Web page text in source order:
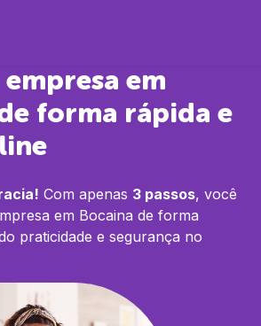
em
forma rápida e
Com apenas 3 passos, você
em Bocaina de forma
praticidade e segurança no